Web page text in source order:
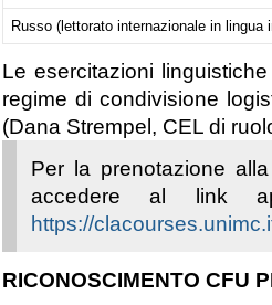
Russo (lettorato internazionale in lingua
Le esercitazioni
regime di condivisione
(Dana Strempel, CEL di
Per la prenotazione
accedere al link
https://
RICONOSCIMENTO CFU